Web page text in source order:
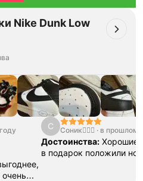
деньги
Nike Dunk Low
С Соник🧛🏼‍♀️ · в прошлом
Достоинства: Хорошие
в подарок положили